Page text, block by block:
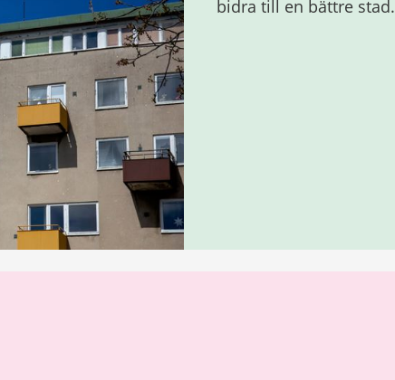
bidra till en bättre stad.